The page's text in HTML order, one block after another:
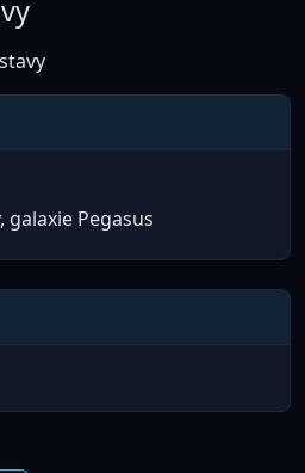
galaxie Pegasus